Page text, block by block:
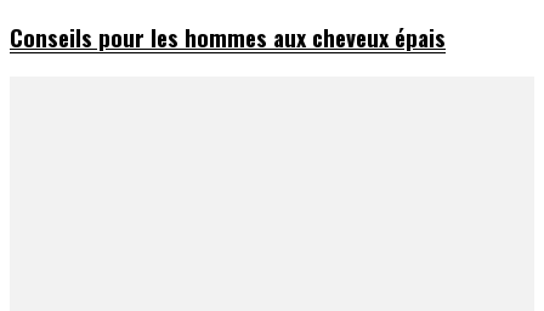
Conseils pour les hommes aux cheveux épais